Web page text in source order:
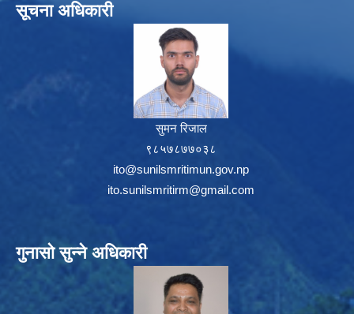
सूचना अधिकारी
सुमन रिजाल
९८५७८७७०३८
ito@sunilsmritimun.gov.np
ito.sunilsmritirm@gmail.com
गुनासो सुन्ने अधिकारी